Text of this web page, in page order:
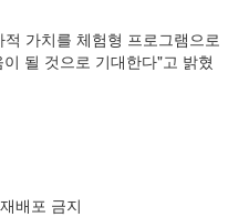
가치를 체험형 프로그램으로
될 것으로 기대한다"고 밝혔
배포 금지